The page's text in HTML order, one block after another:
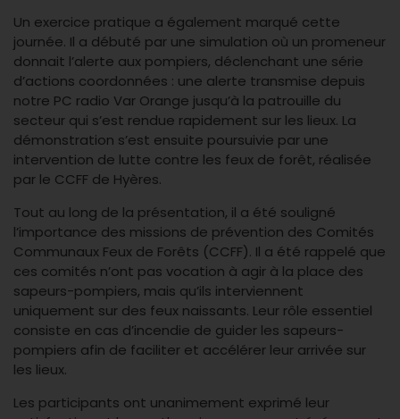
Un exercice pratique a également marqué cette
journée. Il a débuté par une simulation où un promeneur
donnait l’alerte aux pompiers, déclenchant une série
d’actions coordonnées : une alerte transmise depuis
notre PC radio Var Orange jusqu’à la patrouille du
secteur qui s’est rendue rapidement sur les lieux. La
démonstration s’est ensuite poursuivie par une
intervention de lutte contre les feux de forêt, réalisée
par le CCFF de Hyères.
Tout au long de la présentation, il a été souligné
l’importance des missions de prévention des Comités
Communaux Feux de Forêts (CCFF). Il a été rappelé que
ces comités n’ont pas vocation à agir à la place des
sapeurs-pompiers, mais qu’ils interviennent
uniquement sur des feux naissants. Leur rôle essentiel
consiste en cas d’incendie de guider les sapeurs-
pompiers afin de faciliter et accélérer leur arrivée sur
les lieux.
Les participants ont unanimement exprimé leur